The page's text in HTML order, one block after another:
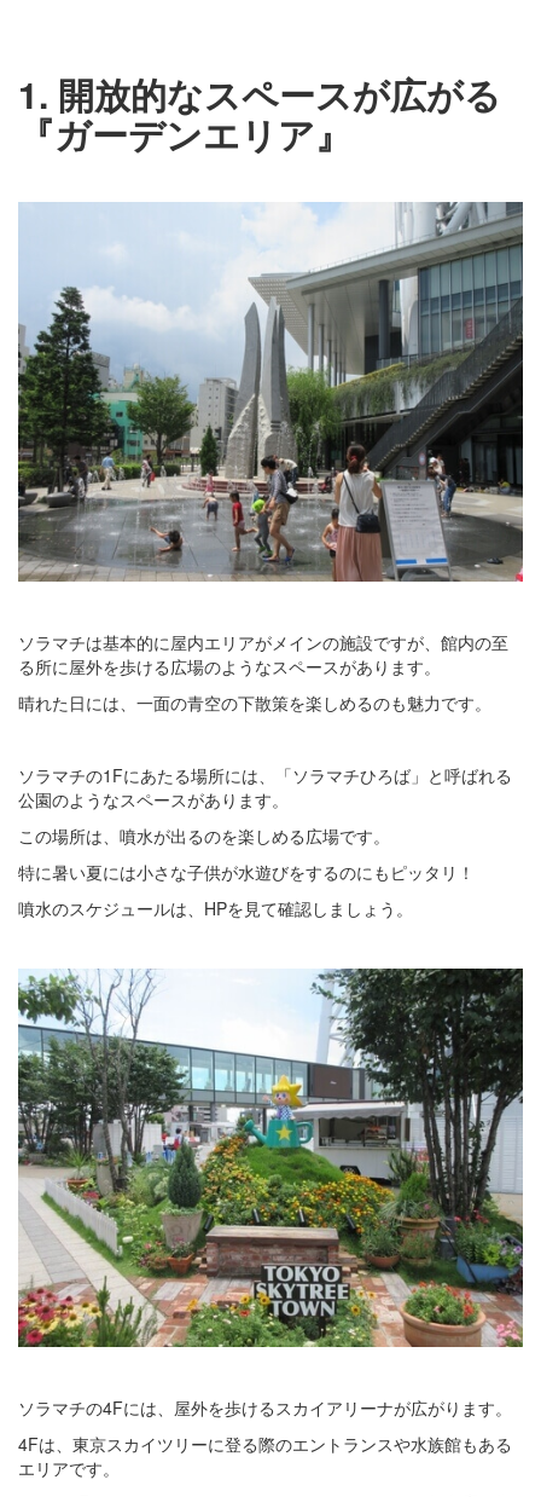
1. 開放的なスペースが広がる
『ガーデンエリア』
ソラマチは基本的に屋内エリアがメインの施設ですが、館内の至
る所に屋外を歩ける広場のようなスペースがあります。
晴れた日には、一面の青空の下散策を楽しめるのも魅力です。
ソラマチの1Fにあたる場所には、「ソラマチひろば」と呼ばれる
公園のようなスペースがあります。
この場所は、噴水が出るのを楽しめる広場です。
特に暑い夏には小さな子供が水遊びをするのにもピッタリ！
噴水のスケジュールは、HPを見て確認しましょう。
ソラマチの4Fには、屋外を歩けるスカイアリーナが広がります。
4Fは、東京スカイツリーに登る際のエントランスや水族館もある
エリアです。